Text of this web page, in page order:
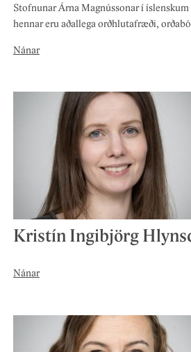
Stofnunar Árna Magnússonar í
hennar eru aðallega orðhlutafræði,
Nánar
Kristín Ingibjörg
Nánar